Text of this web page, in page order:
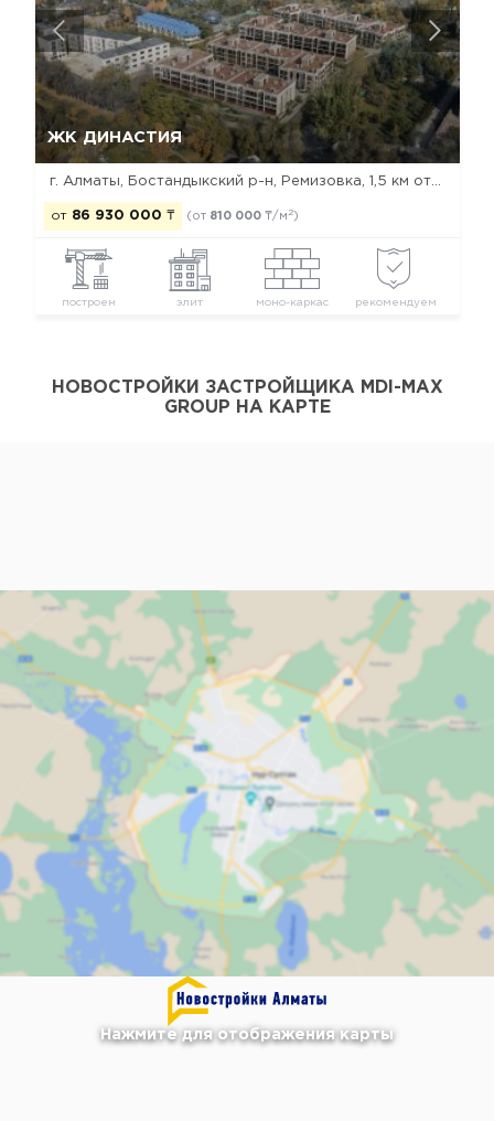
ЖК ДИНАСТИЯ
г. Алматы, Бостандыкский р-н, Ремизовка, 1,5 км от Esentai mall
от 86 930 000 ₸ (от 810 000 ₸/м 2)
построен элит моно-каркас рекомендуем
Да, удалить Отмена
НОВОСТРОЙКИ ЗАСТРОЙЩИКА MDI-MAX
GROUP НА КАРТЕ
Нажмите для отображения карты